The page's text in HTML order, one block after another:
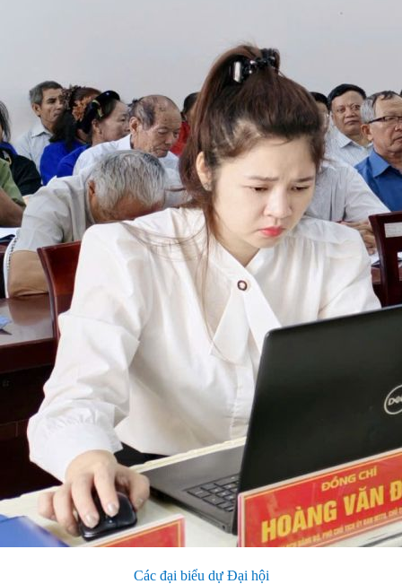
Các đại biểu dự Đại hội